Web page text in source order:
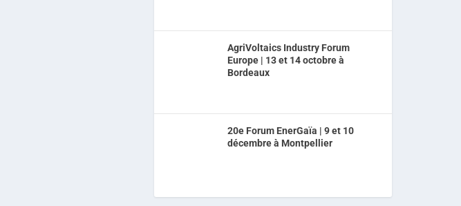
AgriVoltaics Industry Forum
Europe | 13 et 14 octobre à
Bordeaux
20e Forum EnerGaïa | 9 et 10
décembre à Montpellier